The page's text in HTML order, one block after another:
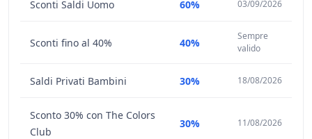
Sconti Saldi Uomo 60% 03/09/2026
Sconti fino al 40% 40%
Sempre
valido
Saldi Privati Bambini 30% 18/08/2026
Sconto 30% con The Colors
Club
30% 11/08/2026